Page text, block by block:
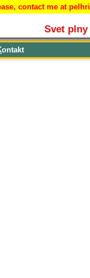
contact me at
Svet
ontakt